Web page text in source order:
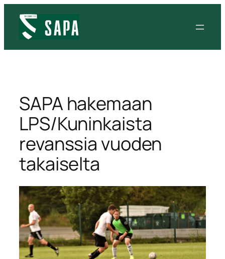
sisältöön
SAPA hakemaan
LPS/Kuninkaista
revanssia vuoden
takaiselta